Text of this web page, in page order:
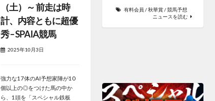
有料会員 /秋華賞/競馬予想
ニュースを読む
（土）～ 前走は時
計、内容ともに超優
秀 – SPAIA競馬
2025年10月3日
強力な17体のAI予想家陣が10
個以上の◎をつけた馬の中か
ら、1頭を「スペシャル鉄板